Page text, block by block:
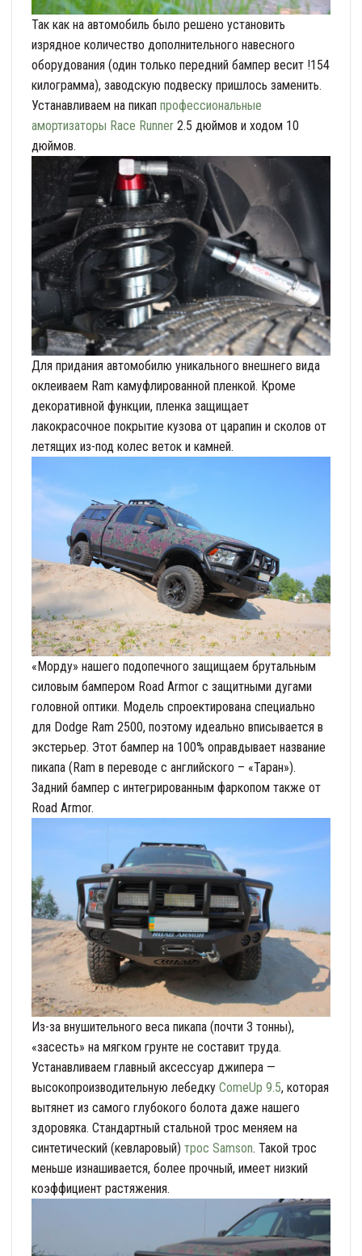
Так как на автомобиль было решено установить
изрядное количество дополнительного навесного
оборудования (один только передний бампер весит !154
килограмма), заводскую подвеску пришлось заменить.
Устанавливаем на пикап профессиональные
амортизаторы Race Runner 2.5 дюймов и ходом 10
дюймов.
Для придания автомобилю уникального внешнего вида
оклеиваем Ram камуфлированной пленкой. Кроме
декоративной функции, пленка защищает
лакокрасочное покрытие кузова от царапин и сколов от
летящих из-под колес веток и камней.
«Морду» нашего подопечного защищаем брутальным
силовым бампером Road Armor с защитными дугами
головной оптики. Модель спроектирована специально
для Dodge Ram 2500, поэтому идеально вписывается в
экстерьер. Этот бампер на 100% оправдывает название
пикапа (Ram в переводе с английского – «Таран»).
Задний бампер с интегрированным фаркопом также от
Road Armor.
Из-за внушительного веса пикапа (почти 3 тонны),
«засесть» на мягком грунте не составит труда.
Устанавливаем главный аксессуар джипера —
высокопроизводительную лебедку ComeUp 9.5, которая
вытянет из самого глубокого болота даже нашего
здоровяка. Стандартный стальной трос меняем на
синтетический (кевларовый) трос Samson. Такой трос
меньше изнашивается, более прочный, имеет низкий
коэффициент растяжения.